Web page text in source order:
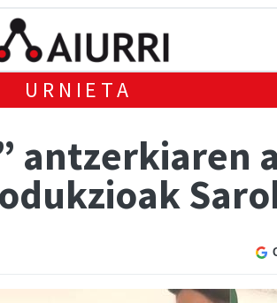
URNIETA
antzerkiaren